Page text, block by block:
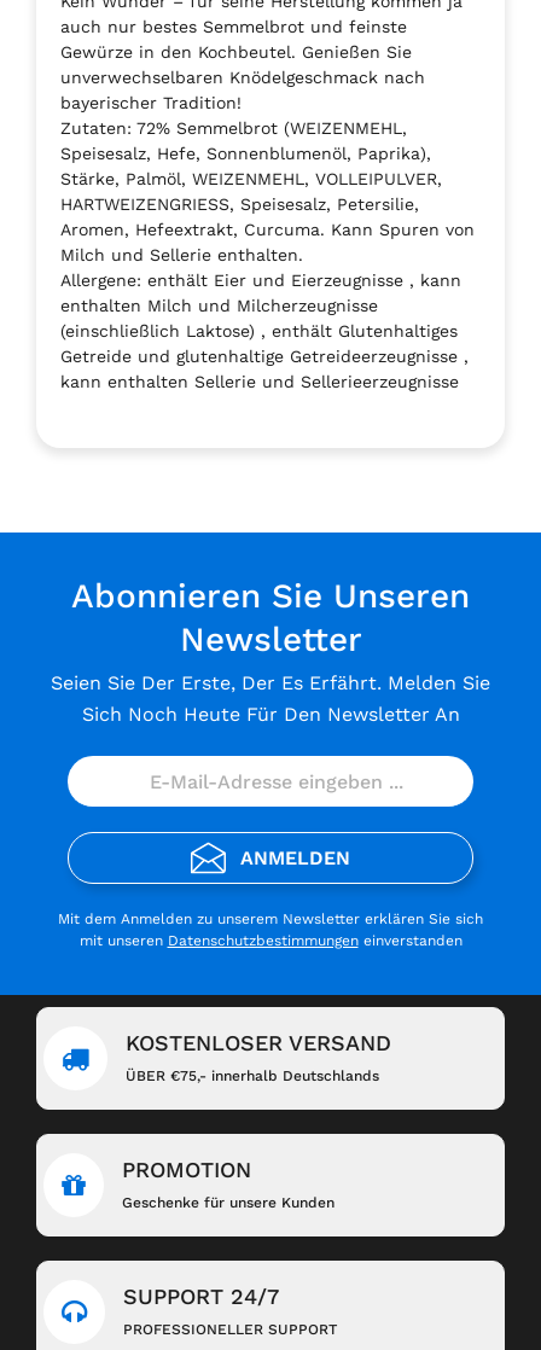
auch nur bestes Semmelbrot und feinste
Gewürze in den Kochbeutel. Genießen Sie
unverwechselbaren Knödelgeschmack nach
bayerischer Tradition!
Zutaten: 72% Semmelbrot (WEIZENMEHL,
Speisesalz, Hefe, Sonnenblumenöl, Paprika),
Stärke, Palmöl, WEIZENMEHL, VOLLEIPULVER,
HARTWEIZENGRIESS, Speisesalz, Petersilie,
Aromen, Hefeextrakt, Curcuma. Kann Spuren von
Milch und Sellerie enthalten.
Allergene: enthält Eier und Eierzeugnisse , kann
enthalten Milch und Milcherzeugnisse
(einschließlich Laktose) , enthält Glutenhaltiges
Getreide und glutenhaltige Getreideerzeugnisse ,
kann enthalten Sellerie und Sellerieerzeugnisse
Abonnieren Sie Unseren
Newsletter
Seien Sie Der Erste, Der Es Erfährt. Melden Sie
Sich Noch Heute Für Den Newsletter An
ANMELDEN
Mit dem Anmelden zu unserem Newsletter erklären Sie sich
mit unseren Datenschutzbestimmungeneinverstanden
KOSTENLOSER VERSAND
ÜBER €75,- innerhalb Deutschlands
PROMOTION
Geschenke für unsere Kunden
SUPPORT 24/7
PROFESSIONELLER SUPPORT